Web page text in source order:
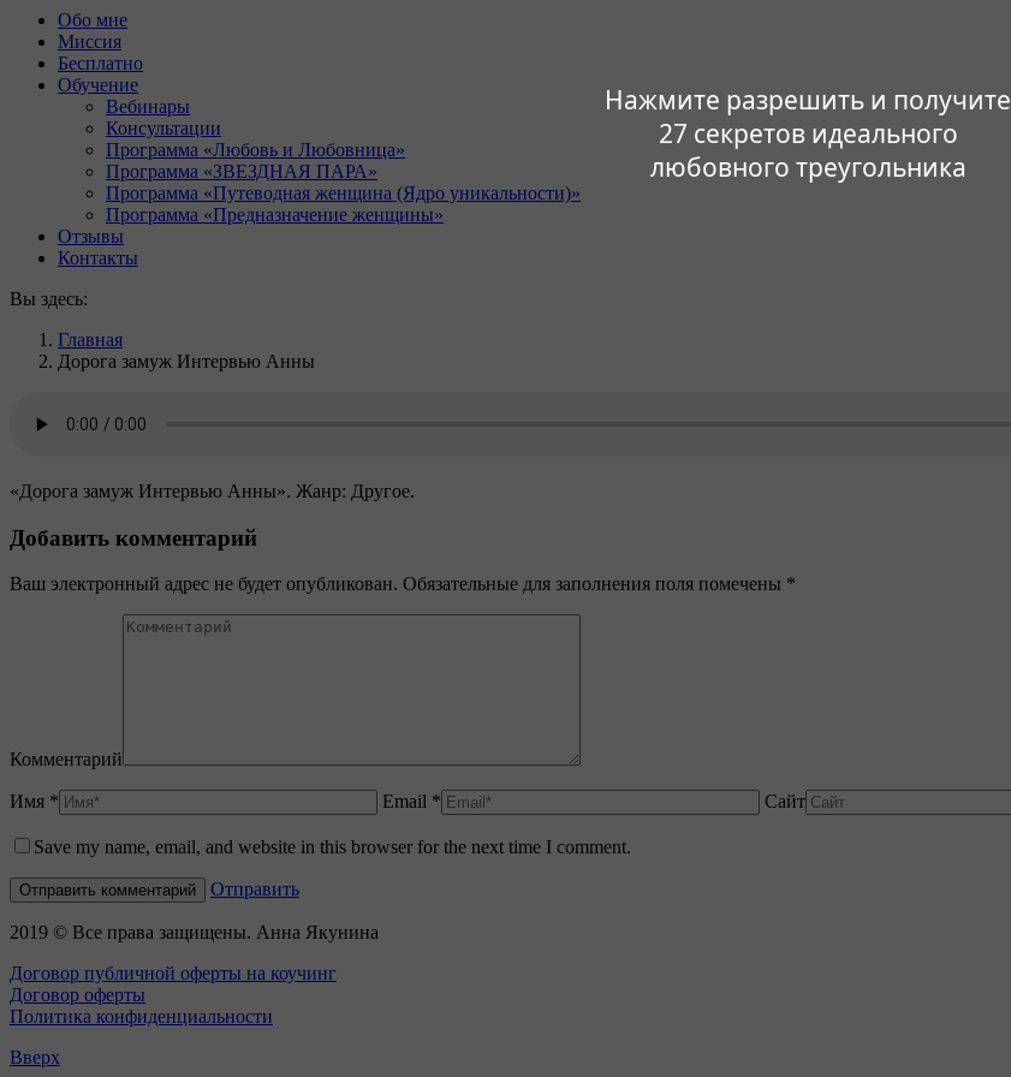
Нажмите разрешить и получите
27 секретов идеального
любовного треугольника
Обо мне
Миссия
Бесплатно
Обучение
Вебинары
Консультации
Программа «Любовь и Любовница»
Программа «ЗВЕЗДНАЯ ПАРА»
Программа «Путеводная женщина (Ядро уникальности)»
Программа «Предназначение женщины»
Отзывы
Контакты
Вы здесь:
Главная
Дорога замуж Интервью Анны
«Дорога замуж Интервью Анны». Жанр: Другое.
Добавить комментарий
Ваш электронный адрес не будет опубликован. Обязательные для заполнения поля помечены *
Комментарий
Имя * Email * Сайт
Save my name, email, and website in this browser for the next time I comment.
Отправить
2019 © Все права защищены. Анна Якунина
Договор публичной оферты на коучинг
Договор оферты
Политика конфиденциальности
Вверх